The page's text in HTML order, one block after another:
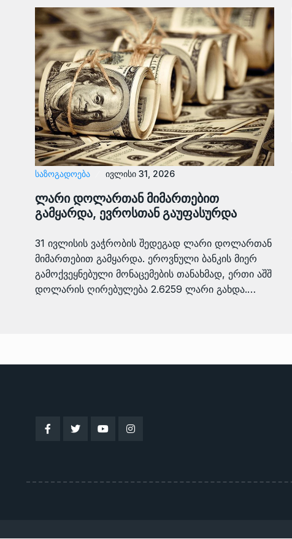
ᲡᲐᲖᲝᲒᲐᲓᲝᲔᲑᲐ ივლისი 31, 2026
ლარი დოლართან მიმართებით
გამყარდა, ევროსთან გაუფასურდა
31 ივლისის ვაჭრობის შედეგად ლარი დოლართან
მიმართებით გამყარდა. ეროვნული ბანკის მიერ
გამოქვეყნებული მონაცემების თანახმად, ერთი აშშ
დოლარის ღირებულება 2.6259 ლარი გახდა.…